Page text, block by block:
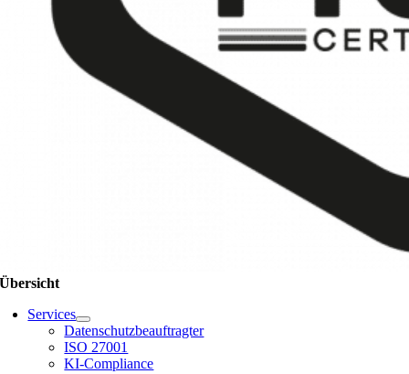
Übersicht
Services
Datenschutzbeauftragter
ISO 27001
KI-Compliance